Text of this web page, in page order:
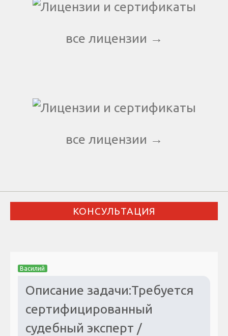
все лицензии →
все лицензии →
КОНСУЛЬТАЦИЯ
Василий
Описание задачи:Требуется
сертифицированный
судебный эксперт /